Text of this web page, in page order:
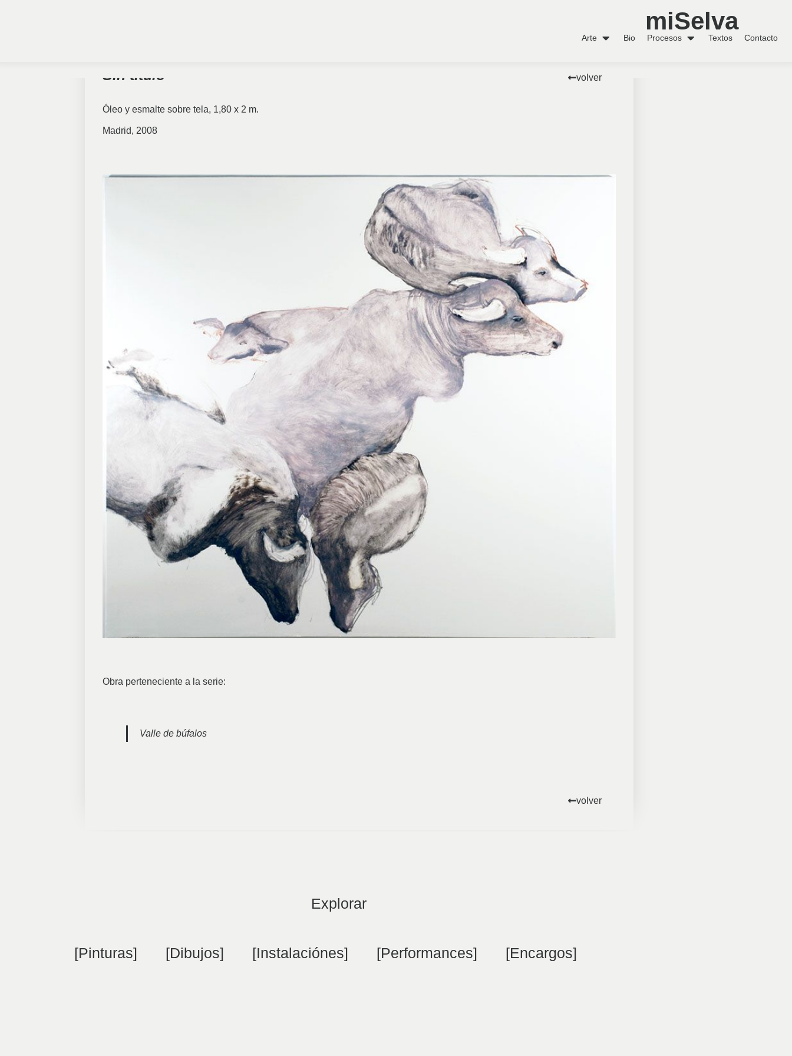
miSelva
Arte Bio Procesos Textos Contacto
Sin título volver
Óleo y esmalte sobre tela, 1,80 x 2 m.
Madrid, 2008
Obra perteneciente a la serie:
Valle de búfalos
volver
Explorar
[Pinturas] [Dibujos] [Instalaciónes] [Performances] [Encargos]